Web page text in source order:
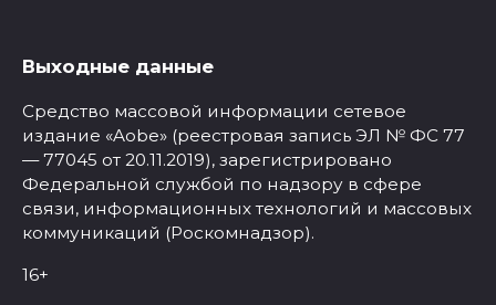
Выходные данные
Средство массовой информации сетевое
издание «Aobe» (реестровая запись ЭЛ № ФС 77
— 77045 от 20.11.2019), зарегистрировано
Федеральной службой по надзору в сфере
связи, информационных технологий и массовых
коммуникаций (Роскомнадзор).
16+